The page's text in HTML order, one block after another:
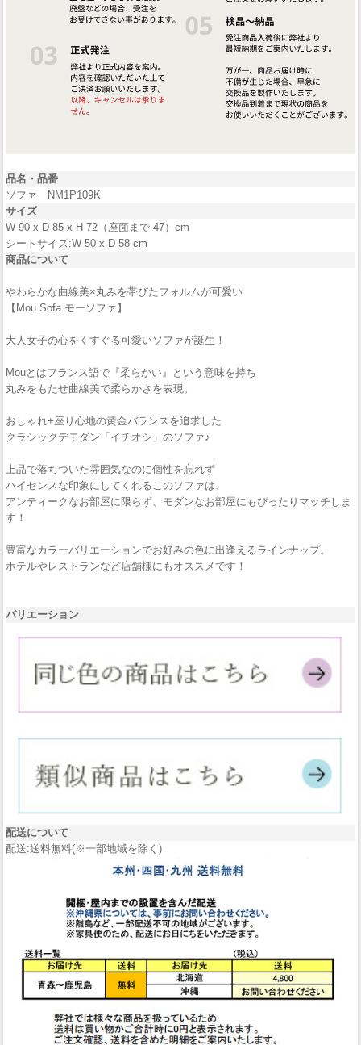
品名・品番
ソファ NM1P109K
サイズ
W 90 x D 85 x H 72（座面まで 47）cm
シートサイズ:W 50 x D 58 cm
商品について
やわらかな曲線美×丸みを帯びたフォルムが可愛い
【Mou Sofa モーソファ】
大人女子の心をくすぐる可愛いソファが誕生！
Mouとはフランス語で『柔らかい』という意味を持ち
丸みをもたせ曲線美で柔らかさを表現。
おしゃれ+座り心地の黄金バランスを追求した
クラシックデモダン「イチオシ」のソファ♪
上品で落ちついた雰囲気なのに個性を忘れず
ハイセンスな印象にしてくれるこのソファは、
アンティークなお部屋に限らず、モダンなお部屋にもぴったりマッチしま
す！
豊富なカラーバリエーションでお好みの色に出逢えるラインナップ。
ホテルやレストランなど店舗様にもオススメです！
バリエーション
配送について
配送:送料無料(※一部地域を除く)